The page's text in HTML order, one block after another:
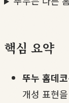
핵심 요약
뚜누 홈데코
개성 표현